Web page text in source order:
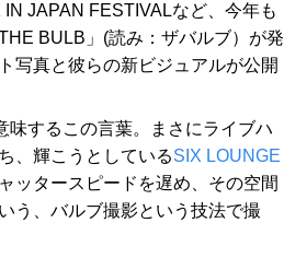
JAPAN FESTIVALなど、今年も
BULB」(読み：ザバルブ）が発
写真と彼らの新ビジュアルが公開
味するこの言葉。まさにライブハ
、輝こうとしているSIX LOUNGE
ッタースピードを遅め、その空間
う、バルブ撮影という技法で撮